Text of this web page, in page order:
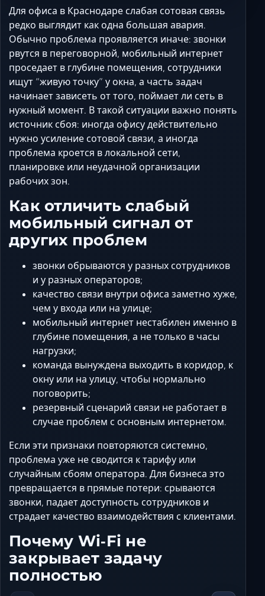
Ставрополь
Таганрог
Феодосия
Черкесск
Элиста
Ялта
Для офиса в Краснодаре слабая сотовая связь
редко выглядит как одна большая авария.
Обычно проблема проявляется иначе: звонки
рвутся в переговорной, мобильный интернет
проседает в глубине помещения, сотрудники
ищут “живую точку” у окна, а часть задач
начинает зависеть от того, поймает ли сеть в
нужный момент. В такой ситуации важно понять
источник сбоя: иногда офису действительно
нужно усиление сотовой связи, а иногда
проблема кроется в локальной сети,
планировке или неудачной организации
рабочих зон.
Как отличить слабый
мобильный сигнал от
других проблем
звонки обрываются у разных сотрудников
и у разных операторов;
качество связи внутри офиса заметно хуже,
чем у входа или на улице;
мобильный интернет нестабилен именно в
глубине помещения, а не только в часы
нагрузки;
команда вынуждена выходить в коридор, к
окну или на улицу, чтобы нормально
поговорить;
резервный сценарий связи не работает в
случае проблем с основным интернетом.
Если эти признаки повторяются системно,
проблема уже не сводится к тарифу или
случайным сбоям оператора. Для бизнеса это
превращается в прямые потери: срываются
звонки, падает доступность сотрудников и
страдает качество взаимодействия с клиентами.
Почему Wi‑Fi не
закрывает задачу
полностью